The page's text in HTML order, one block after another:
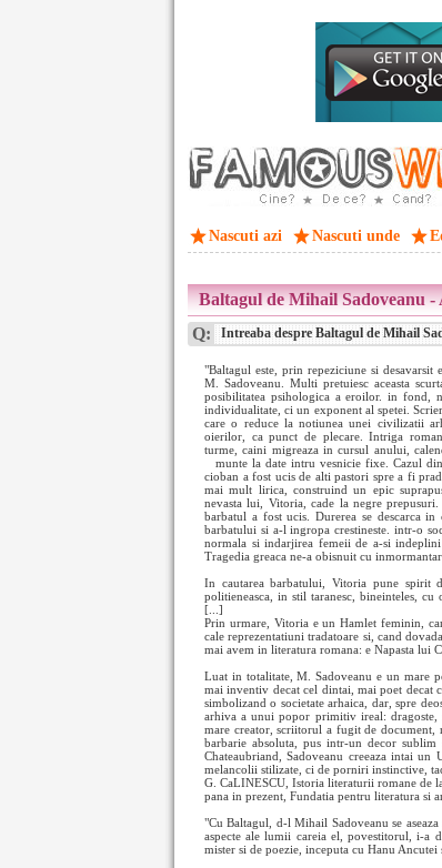
Nascuti azi Nascuti unde
Baltagul de Mihail Sadoveanu
Q: Intreaba despre Baltagul de Mihail
"Baltagul este, prin repeziciune si
M. Sadoveanu. Multi pretuiesc aceasta
posibilitatea psihologica a eroilor. in fond,
individualitate, ci un exponent al spetei.
care o reduce la notiunea unei civilizatii
oierilor, ca punct de plecare. Intriga
turme, caini migreaza in cursul anului,
munte la date intru vesnicie fixe. Cazul
cioban a fost ucis de alti pastori spre a fi
mai mult lirica, construind un epic
nevasta lui, Vitoria, cade la negre
barbatul a fost ucis. Durerea se descarca
barbatului si a-l ingropa crestineste. intr-o
normala si indarjirea femeii de a-si
Tragedia greaca ne-a obisnuit cu
In cautarea barbatului, Vitoria pune spirit
politieneasca, in stil taranesc, bineinteles, cu
[...]
Prin urmare, Vitoria e un Hamlet feminin,
cale reprezentatiuni tradatoare si, cand
mai avem in literatura romana: e Napasta lui
Luat in totalitate, M. Sadoveanu e un mare
mai inventiv decat cel dintai, mai poet decat
simbolizand o societate arhaica, dar, spre
arhiva a unui popor primitiv ireal: dragoste,
mare creator, scriitorul a fugit de document,
barbarie absoluta, pus intr-un decor
Chateaubriand, Sadoveanu creeaza intai
melancolii stilizate, ci de porniri instinctive,
G. CaLINESCU, Istoria literaturii romane de
pana in prezent, Fundatia pentru literatura si
"Cu Baltagul, d-l Mihail Sadoveanu se
aspecte ale lumii careia el, povestitorul, i-a
mister si de poezie, inceputa cu Hanu